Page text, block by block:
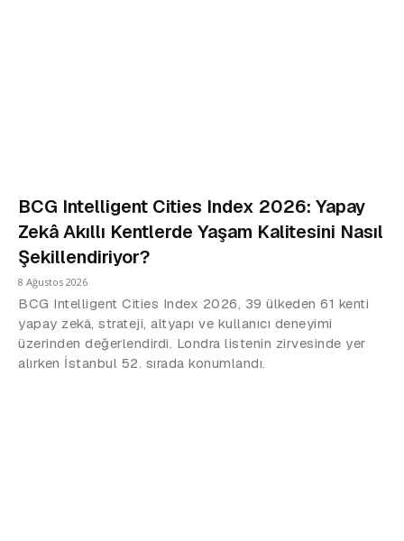
BCG Intelligent Cities Index 2026: Yapay
Zekâ Akıllı Kentlerde Yaşam Kalitesini Nasıl
Şekillendiriyor?
8 Ağustos 2026
BCG Intelligent Cities Index 2026, 39 ülkeden 61 kenti
yapay zekâ, strateji, altyapı ve kullanıcı deneyimi
üzerinden değerlendirdi. Londra listenin zirvesinde yer
alırken İstanbul 52. sırada konumlandı.